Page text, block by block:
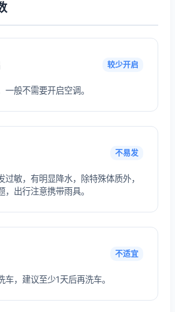
较少开启
一般不需要开启空调。
不易发
过敏，有明显降水，除特殊体质外，
，出行注意携带雨具。
不适宜
车，建议至少1天后再洗车。